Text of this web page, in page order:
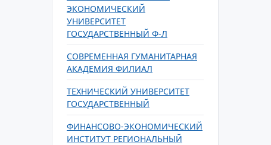
ЭКОНОМИЧЕСКИЙ
УНИВЕРСИТЕТ
ГОСУДАРСТВЕННЫЙ Ф-Л
СОВРЕМЕННАЯ ГУМАНИТАРНАЯ
АКАДЕМИЯ ФИЛИАЛ
ТЕХНИЧЕСКИЙ УНИВЕРСИТЕТ
ГОСУДАРСТВЕННЫЙ
ФИНАНСОВО-ЭКОНОМИЧЕСКИЙ
ИНСТИТУТ РЕГИОНАЛЬНЫЙ